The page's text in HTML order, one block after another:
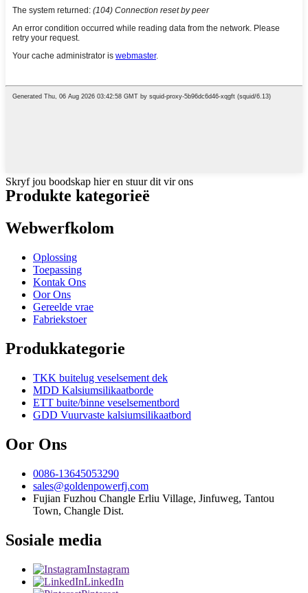
Skryf jou boodskap hier en stuur dit vir ons
Produkte kategorieë
Webwerfkolom
Oplossing
Toepassing
Kontak Ons
Oor Ons
Gereelde vrae
Fabriekstoer
Produkkategorie
TKK buitelug veselsement dek
MDD Kalsiumsilikaatborde
ETT buite/binne veselsementbord
GDD Vuurvaste kalsiumsilikaatbord
Oor Ons
0086-13645053290
sales@goldenpowerfj.com
Fujian Fuzhou Changle Erliu Village, Jinfuweg, Tantou
Town, Changle Dist.
Sosiale media
Instagram
LinkedIn